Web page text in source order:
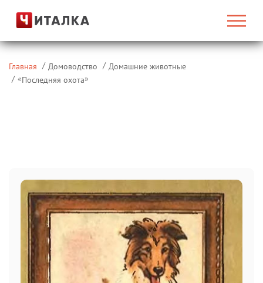
Главная Домоводство
Домашние животные
«Последняя охота»